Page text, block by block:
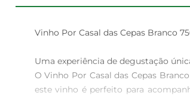
Vinho Por Casal das Cepas Branco
Uma experiência de degustação
O Vinho Por Casal das Cepas
este vinho é perfeito para